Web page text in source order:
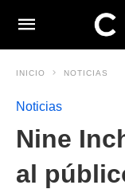
INICIO NOTICIAS
Noticias
Nine
al